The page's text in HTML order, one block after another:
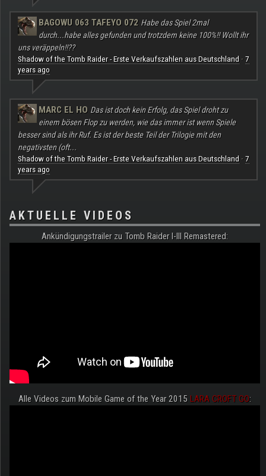
BAGOWU 063 TAFEYO 072 Habe das Spiel 2mal
durch...habe alles gefunden und trotzdem keine 100%!! Wollt ihr
uns veräppeln!!??
Shadow of the Tomb Raider - Erste Verkaufszahlen aus Deutschland · 7
years ago
MARC EL HO Das ist doch kein Erfolg, das Spiel droht zu
einem bösen Flop zu werden, wie das immer ist wenn Spiele
besser sind als ihr Ruf. Es ist der beste Teil der Trilogie mit den
negativsten (oft...
Shadow of the Tomb Raider - Erste Verkaufszahlen aus Deutschland · 7
years ago
AKTUELLE VIDEOS
Ankündigungstrailer zu Tomb Raider I-III Remastered:
Alle Videos zum Mobile Game of the Year 2015 LARA CROFT GO: